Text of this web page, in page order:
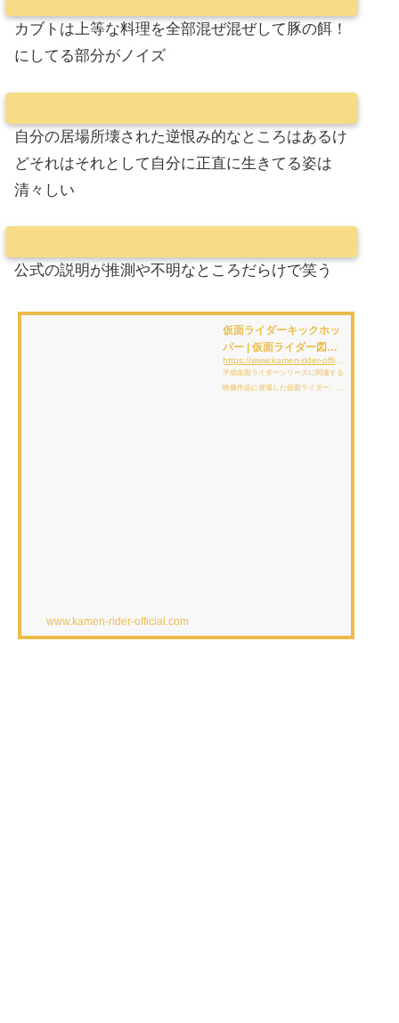
カブトは上等な料理を全部混ぜ混ぜして豚の餌！
にしてる部分がノイズ
自分の居場所壊された逆恨み的なところはあるけ
どそれはそれとして自分に正直に生きてる姿は
清々しい
公式の説明が推測や不明なところだらけで笑う
仮面ライダーキックホッ
パー | 仮面ライダー図鑑 |
東映
平成仮面ライダーシリーズに関連する
映像作品に登場した仮面ライダー、変
www.kamen-rider-official.com